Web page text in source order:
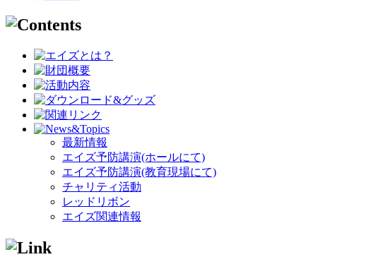
最新情報
エイズ予防講演(ホールにて)
エイズ予防講演(教育現場にて)
チャリティ活動
レッドリボン
エイズ関連情報